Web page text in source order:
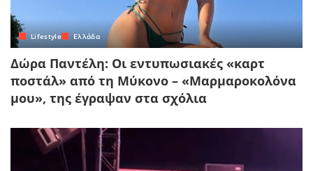
Lifestyle Ελλάδα
Δώρα Παντέλη: Οι εντυπωσιακές «καρτ
ποστάλ» από τη Μύκονο – «Μαρμαροκολόνα
μου», της έγραψαν στα σχόλια